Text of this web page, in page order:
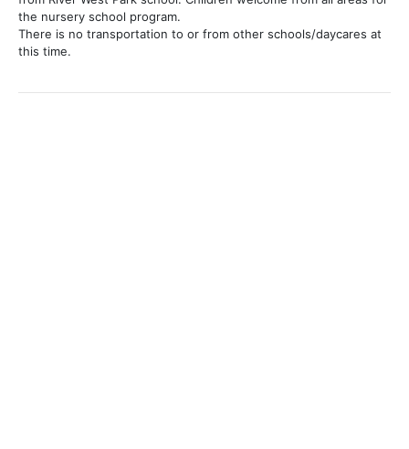
the nursery school program.
There is no transportation to or from other schools/daycares at
this time.